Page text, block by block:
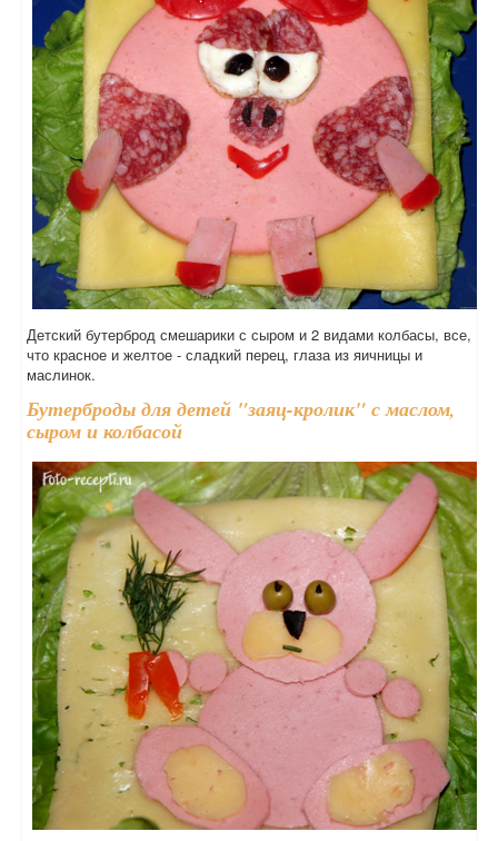
Детский бутерброд смешарики с сыром и 2 видами колбасы, все,
что красное и желтое - сладкий перец, глаза из яичницы и
маслинок.
Бутерброды для детей "заяц-кролик" с маслом,
сыром и колбасой